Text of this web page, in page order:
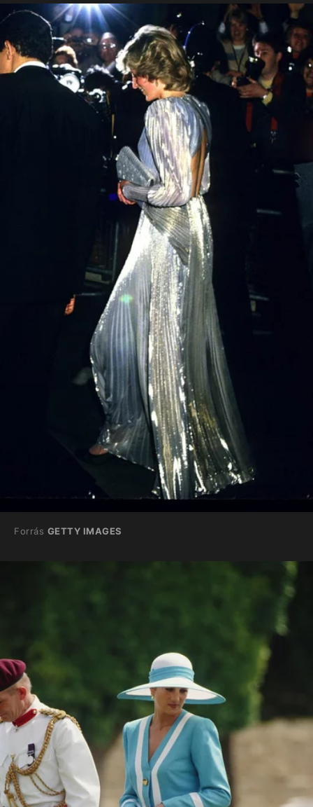
Forrás GETTY IMAGES